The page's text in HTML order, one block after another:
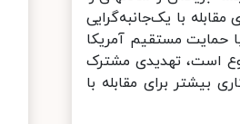
با یک‌جانبه‌گرایی
مستقیم آمریکا
است، تهدیدی مشترک
برای مقابله با